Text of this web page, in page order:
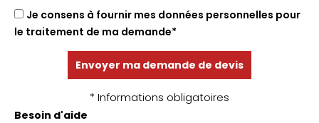
Je consens à fournir mes données personnelles pour
le traitement de ma demande*
* Informations obligatoires
Besoin d'aide